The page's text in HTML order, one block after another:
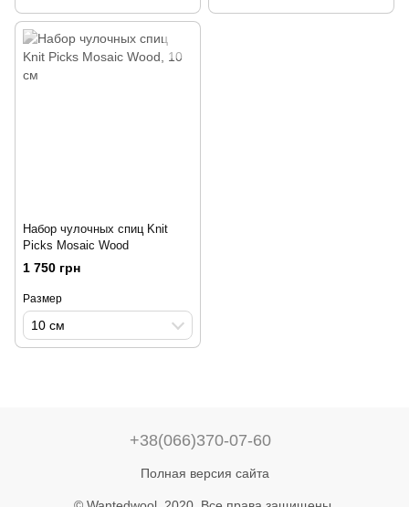
Набор чулочных спиц Knit
Picks Mosaic Wood
1 750 грн
Размер
10 см
+38(066)370-07-60
Полная версия сайта